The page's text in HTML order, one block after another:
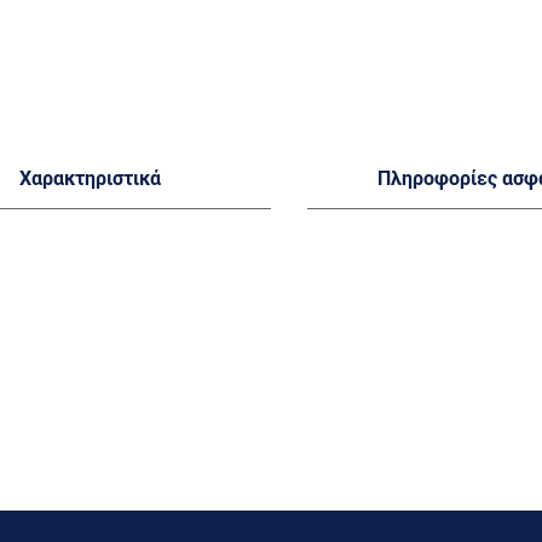
Χαρακτηριστικά Πληροφορίες